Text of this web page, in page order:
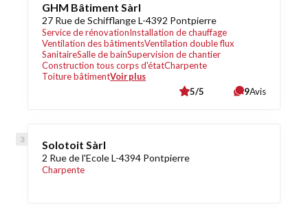
GHM Bâtiment Sàrl
27 Rue de Schifflange L-4392 Pontpierre
Service de rénovationInstallation de chauffage
Ventilation des bâtimentsVentilation double flux
SanitaireSalle de bainSupervision de chantier
Construction tous corps d'étatCharpente
Toiture bâtimentVoir plus
5/5 9Avis
Solotoit Sàrl
2 Rue de l'Ecole L-4394 Pontpierre
Charpente